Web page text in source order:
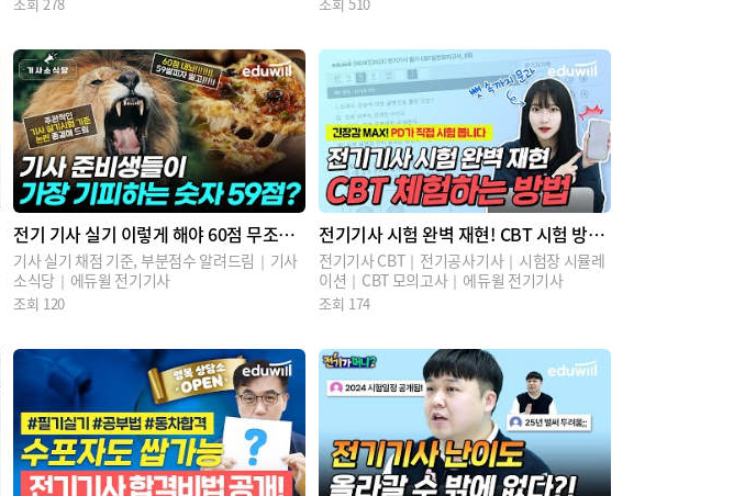
전기 기사 실기 이렇게 해야 60점 무조건
넘습니다?
기사 실기 채점 기준, 부분점수 알려드림｜기사
소식당｜에듀윌 전기기사
조회 120
전기기사 시험 완벽 재현! CBT 시험 방식
체험 하는 방법
전기기사 CBT｜전기공사기사｜시험장 시뮬레
이션｜CBT 모의고사｜에듀윌 전기기사
조회 174